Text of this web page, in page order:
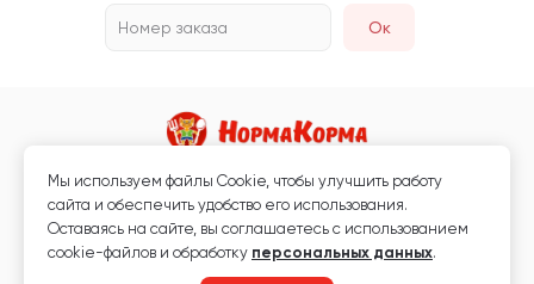
Номер заказа Ок
Магазин кормов для животных и ветаптека
Любая информация, размещённая на сайте, не является публичной
офертой.
Мы используем файлы Сookie, чтобы улучшить работу
сайта и обеспечить удобство его использования.
Оставаясь на сайте, вы соглашаетесь с использованием
cookie-файлов и обработку персональных данных.